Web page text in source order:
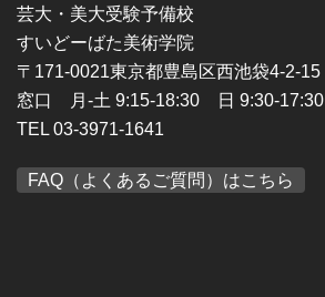
芸大・美大受験予備校
すいどーばた美術学院
〒171-0021東京都豊島区西池袋4-2-15
窓口 月-土 9:15-18:30 日 9:30-17:30
TEL 03-3971-1641
FAQ（よくあるご質問）はこちら